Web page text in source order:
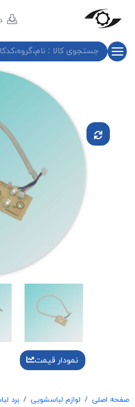
نمودار قیمت
صفحه اصلی لوازم لباسشویی برد